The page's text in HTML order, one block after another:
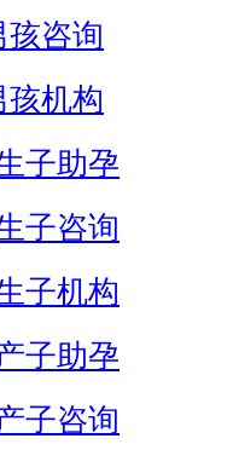
孩咨询
孩机构
子助孕
子咨询
子机构
子助孕
子咨询